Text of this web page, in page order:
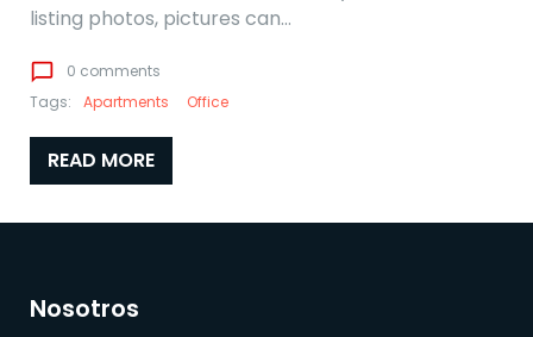
listing photos, pictures can…
chat_bubble_outline
0 comments
Tags:
Apartments Office
READ MORE
Nosotros